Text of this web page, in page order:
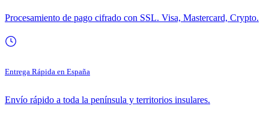
Procesamiento de pago cifrado con SSL. Visa, Mastercard, Crypto.
Entrega Rápida en España
Envío rápido a toda la península y territorios insulares.